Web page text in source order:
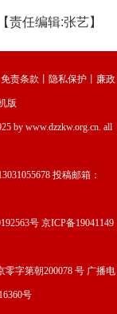
【责任编辑:张艺】
免责条款 隐私保护 廉政
版
by www.dzzkw.org.cn. all
投稿邮箱：
号 京ICP备19041149
字第朝200078 号 广播电
号